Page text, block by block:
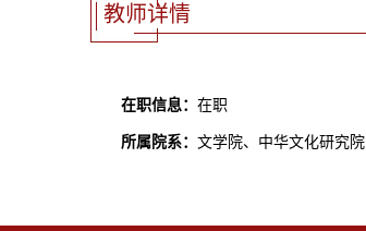
教师详情
在职信息： 在职
所属院系： 文学院、中华文化研究院